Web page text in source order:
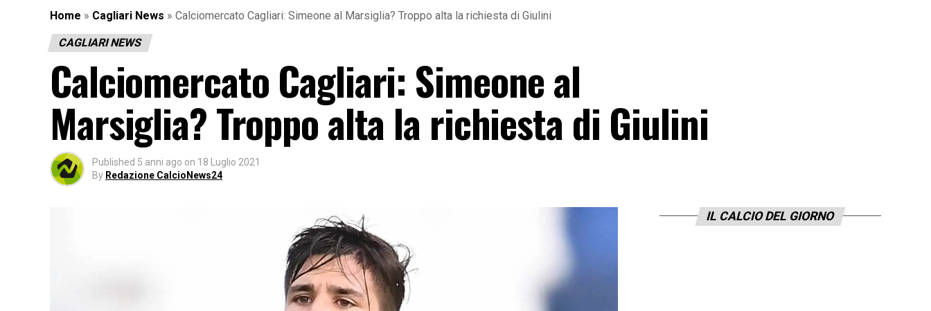
Home » Cagliari News » Calciomercato Cagliari: Simeone al Marsiglia? Troppo alta la richiesta di Giulini
CAGLIARI NEWS
Calciomercato Cagliari: Simeone al
Marsiglia? Troppo alta la richiesta di Giulini
Published 5 anni ago on 18 Luglio 2021
By Redazione CalcioNews24
IL CALCIO DEL GIORNO